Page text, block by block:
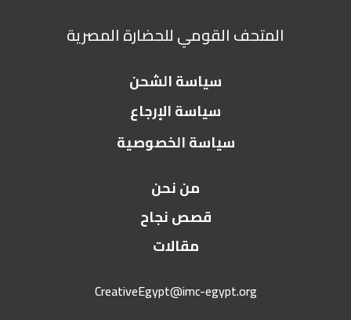
المتحف القومي للحضارة المصرية
سياسة الشحن
سياسة الإرجاع
سياسة الخصوصية
من نحن
قصص نجاح
مقالات
CreativeEgypt@imc-egypt.org